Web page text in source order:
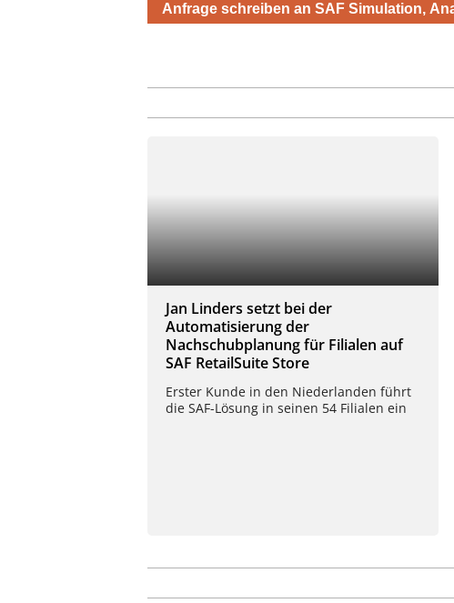
Anfrage schreiben an SAF Simulation,
Jan Linders setzt bei der
Automatisierung der
Nachschubplanung für Filialen auf
SAF RetailSuite Store
Erster Kunde in den Niederlanden führt
die SAF-Lösung in seinen 54 Filialen ein